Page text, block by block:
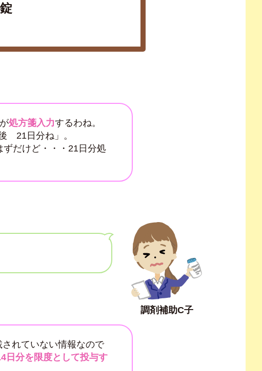
処方箋入力するわね。
21日分ね」。
だけど・・・21日分処
調剤補助C子
れていない情報なので
日分を限度として投与す